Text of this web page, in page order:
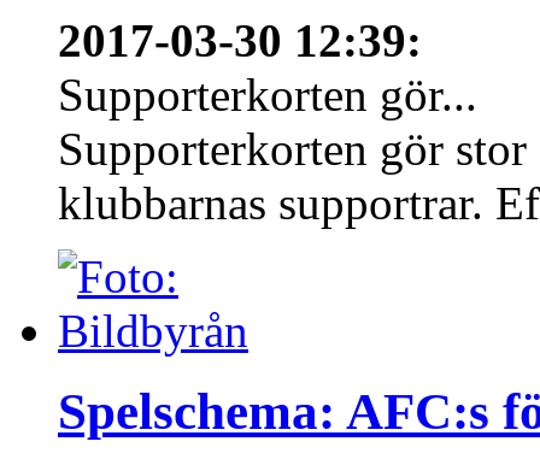
2017-03-30 12:39:
Supporterkorten gör...
Supporterkorten gör
klubbarnas supportrar.
Spelschema: AFC:s